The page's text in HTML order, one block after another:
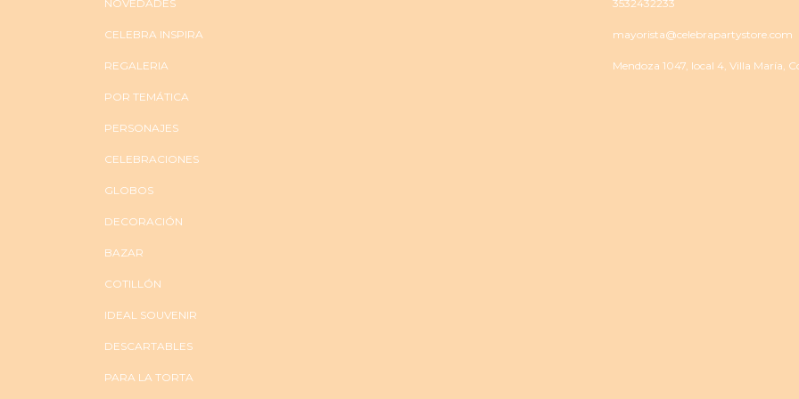
NOVEDADES
CELEBRA INSPIRA
REGALERIA
POR TEMÁTICA
PERSONAJES
CELEBRACIONES
GLOBOS
DECORACIÓN
BAZAR
COTILLÓN
IDEAL SOUVENIR
DESCARTABLES
PARA LA TORTA
3532432233
mayorista@celebrapartystore.com
Mendoza 1047, local 4, Villa María,